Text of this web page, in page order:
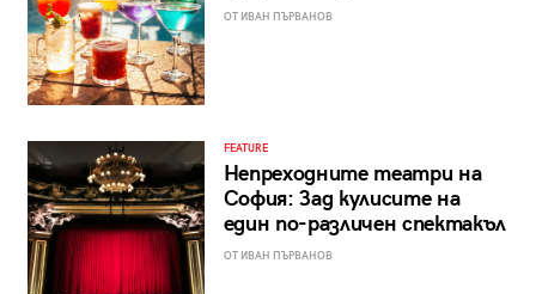
ОТ ИВАН ПЪРВАНОВ
FEATURE
Непреходните театри на
София: Зад кулисите на
един по-различен спектакъл
ОТ ИВАН ПЪРВАНОВ